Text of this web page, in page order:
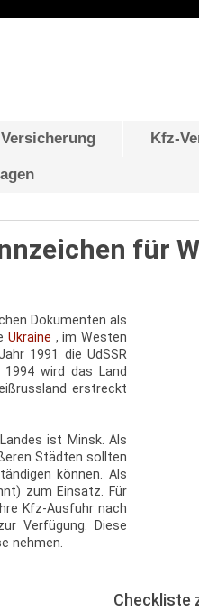
Kfz-
für
Dokumenten als
Ukraine , im Westen
1991 die UdSSR
wird das Land
erstreckt
ist Minsk. Als
Städten sollten
können. Als
zum Einsatz. Für
Kfz-Ausfuhr nach
Verfügung. Diese
nehmen.
Checkliste